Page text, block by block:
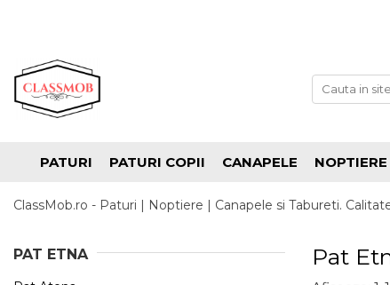
PATURI PATURI COPII CANAPELE NOPTIERE
ClassMob.ro - Paturi | Noptiere | Canapele si Tabureti.
Pat
PAT ETNA